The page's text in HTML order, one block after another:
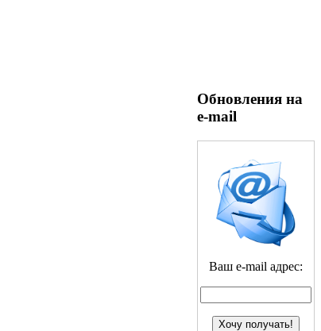
Обновления на
e-mail
Ваш e-mail адрес: